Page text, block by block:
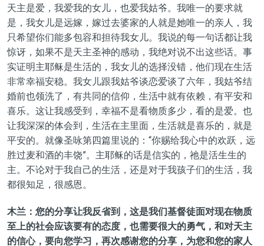
天主是爱，我爱我的女儿，也爱我姑爷。我唯一的要求就
是，我女儿是远嫁，嫁过去婆家的人就是她唯一的亲人，我
只希望你们能多包容和担待我女儿。我说的每一句话都让我
惊讶，如果不是天主圣神的感动，我绝对说不出这些话。事
实证明主耶稣是生活的，我女儿的选择没错，他们现在生活
非常幸福安稳。我女儿跟我姑爷谈恋爱谈了六年，我姑爷结
婚前也领洗了，有共同的信仰，生活中就有依赖，有平安和
喜乐。这让我感受到，幸福不是看物质多少，看的是爱。也
让我深深的体会到，生活在主里面，生活就是喜乐的，就是
平安的。就像圣咏第四篇里说的：“你赐给我心中的欢跃，远
胜过麦和酒的丰饶”。主耶稣的话是信实的，祂是活生生的
主。不论对于我自己的生活，还是对于我孩子们的生活，我
都很知足，很感恩。
木兰：您的分享让我反省到，这是我们基督徒面对现在物质
至上的社会应该要有的态度，也需要很大的勇气，和对天主
的信心，要向您学习，再次感谢您的分享，为您和您的家人